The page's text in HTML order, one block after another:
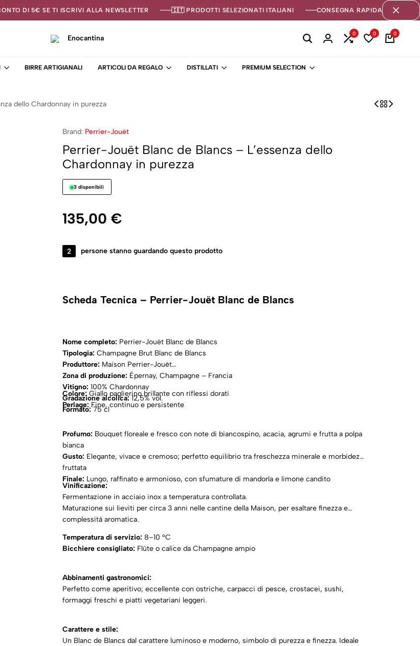
DI 5€ SE TI ISCRIVI ALLA NEWSLETTER 🇮🇹 PRODOTTI SELEZIONATI ITALIANI CONSEGNA RAPIDA 1-3 GIORNI
cantina
Enoteca
0 0 0
BIRRE ARTIGIANALI ARTICOLI DA REGALO DISTILLATI PREMIUM SELECTION
dello Chardonnay in purezza
Brand: Perrier-Jouët
Perrier-Jouët Blanc de Blancs – L’essenza dello
Chardonnay in purezza
3 disponibili
135,00 €
2 persone stanno guardando questo prodotto
Scheda Tecnica – Perrier-Jouët Blanc de Blancs
Nome completo: Perrier-Jouët Blanc de Blancs
Tipologia: Champagne Brut Blanc de Blancs
Produttore: Maison Perrier-Jouët
Zona di produzione: Épernay, Champagne – Francia
Vitigno: 100% Chardonnay
Gradazione alcolica:12,5% vol.
Formato:75 cl
Colore: Giallo paglierino brillante con riflessi dorati
Perlage: Fine, continuo e persistente
Profumo: Bouquet floreale e fresco con note di biancospino, acacia, agrumi e frutta a polpa
bianca
Gusto: Elegante, vivace e cremoso; perfetto equilibrio tra freschezza minerale e morbidezza
fruttata
Finale: Lungo, raffinato e armonioso, con sfumature di mandorla e limone candito
Vinificazione:
Fermentazione in acciaio inox a temperatura controllata.
Maturazione sui lieviti per circa 3 anni nelle cantine della Maison, per esaltare finezza e
complessità aromatica.
Temperatura di servizio: 8–10 °C
Bicchiere consigliato: Flûte o calice da Champagne ampio
Abbinamenti gastronomici:
Perfetto come aperitivo; eccellente con ostriche, carpacci di pesce, crostacei, sushi,
formaggi freschi e piatti vegetariani leggeri.
Carattere e stile:
Un Blanc de Blancs dal carattere luminoso e moderno, simbolo di purezza e finezza. Ideale